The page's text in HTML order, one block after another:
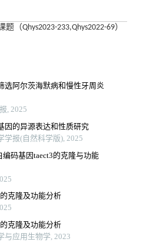
（Qhys2023-233,Qhys2022-69）